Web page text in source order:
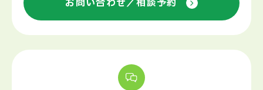
お問い合わせ／相談予約